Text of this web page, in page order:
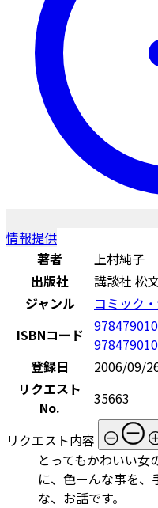
情報提供
著者
上村純子
出版社
講談社 松
ジャンル
コミック
ISBNコード
登録日
2006/09/
リクエスト
No.
35663
リクエスト内容
とってもかわいい
に、色ーんな事を、
な、お話です。